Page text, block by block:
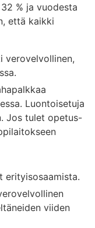
% ja vuodesta
että kaikki
verovelvollinen,
Luontoisetuja
Jos tulet opetus-
erityisosaamista.
viiden